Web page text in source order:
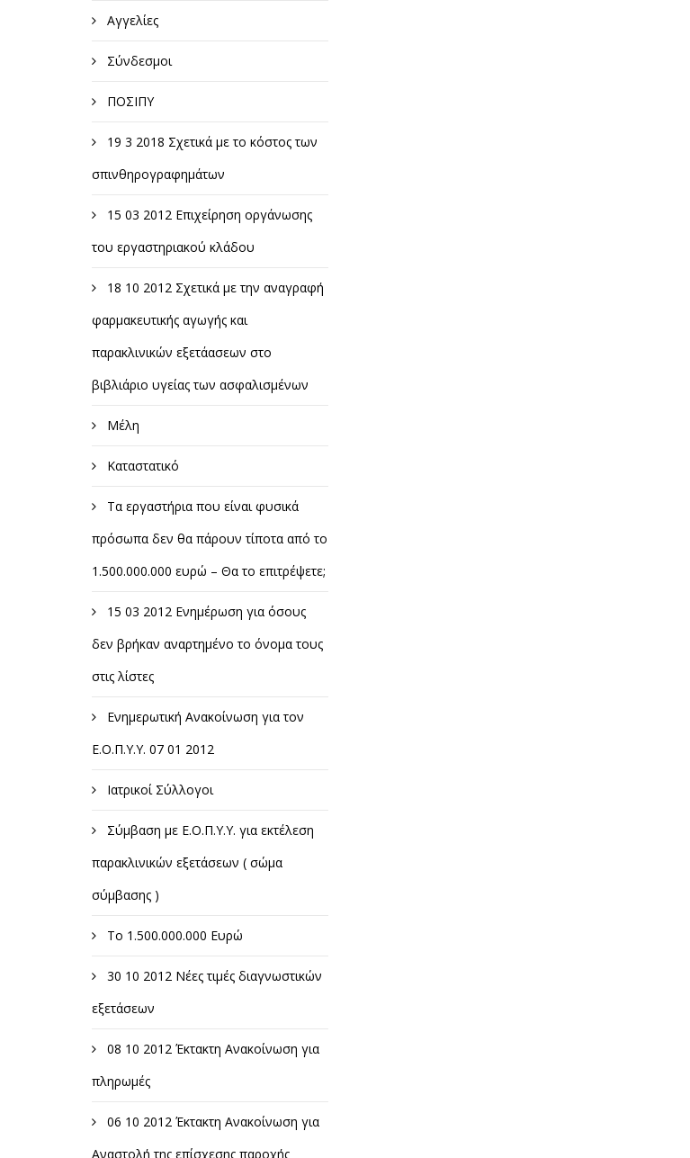
Αγγελίες
Σύνδεσμοι
ΠΟΣΙΠΥ
19 3 2018 Σχετικά με το κόστος των
σπινθηρογραφημάτων
15 03 2012 Επιχείρηση οργάνωσης
του εργαστηριακού κλάδου
18 10 2012 Σχετικά με την αναγραφή
φαρμακευτικής αγωγής και
παρακλινικών εξετάασεων στο
βιβλιάριο υγείας των ασφαλισμένων
Μέλη
Καταστατικό
Τα εργαστήρια που είναι φυσικά
πρόσωπα δεν θα πάρουν τίποτα από το
1.500.000.000 ευρώ – Θα το επιτρέψετε;
15 03 2012 Ενημέρωση για όσους
δεν βρήκαν αναρτημένο το όνομα τους
στις λίστες
Ενημερωτική Ανακοίνωση για τον
Ε.Ο.Π.Υ.Υ. 07 01 2012
Ιατρικοί Σύλλογοι
Σύμβαση με Ε.Ο.Π.Υ.Υ. για εκτέλεση
παρακλινικών εξετάσεων ( σώμα
σύμβασης )
Το 1.500.000.000 Ευρώ
30 10 2012 Νέες τιμές διαγνωστικών
εξετάσεων
08 10 2012 Έκτακτη Ανακοίνωση για
πληρωμές
06 10 2012 Έκτακτη Ανακοίνωση για
Αναστολή της επίσχεσης παροχής